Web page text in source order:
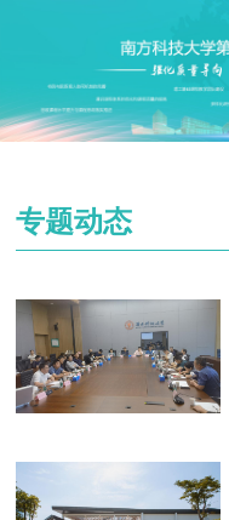
专题动态